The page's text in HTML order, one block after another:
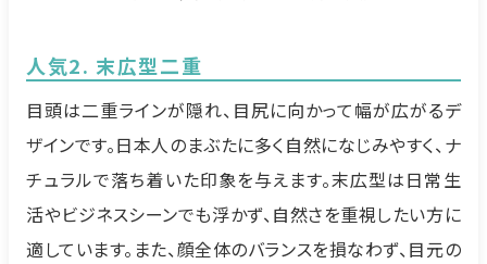
人気2. 末広型二重
目頭は二重ラインが隠れ、目尻に向かって幅が広がるデ
ザインです。日本人のまぶたに多く自然になじみやすく、ナ
チュラルで落ち着いた印象を与えます。末広型は日常生
活やビジネスシーンでも浮かず、自然さを重視したい方に
適しています。また、顔全体のバランスを損なわず、目元の